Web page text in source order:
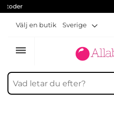
Gratis
Välj en butik Sverige
dehaze